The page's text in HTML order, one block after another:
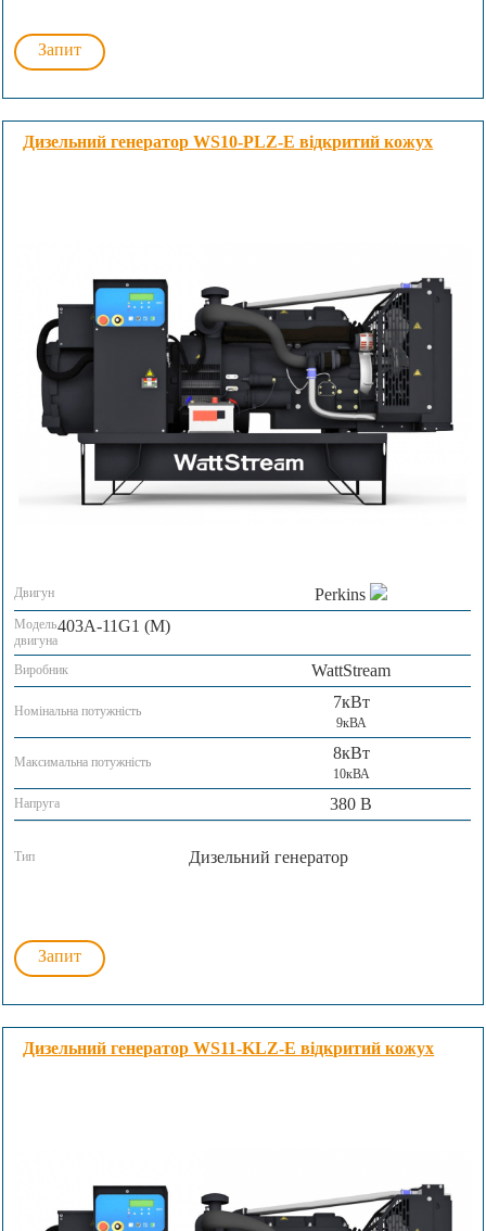
Запит
Дизельний генератор WS10-PLZ-E відкритий кожух
Двигун Perkins
Модель
двигуна
403A-11G1 (M)
Виробник WattStream
Номінальна потужність 7кВт
9кВА
Максимальна потужність 8кВт
10кВА
Напруга
380 В
Тип Дизельний генератор
Запит
Дизельний генератор WS11-KLZ-E відкритий кожух